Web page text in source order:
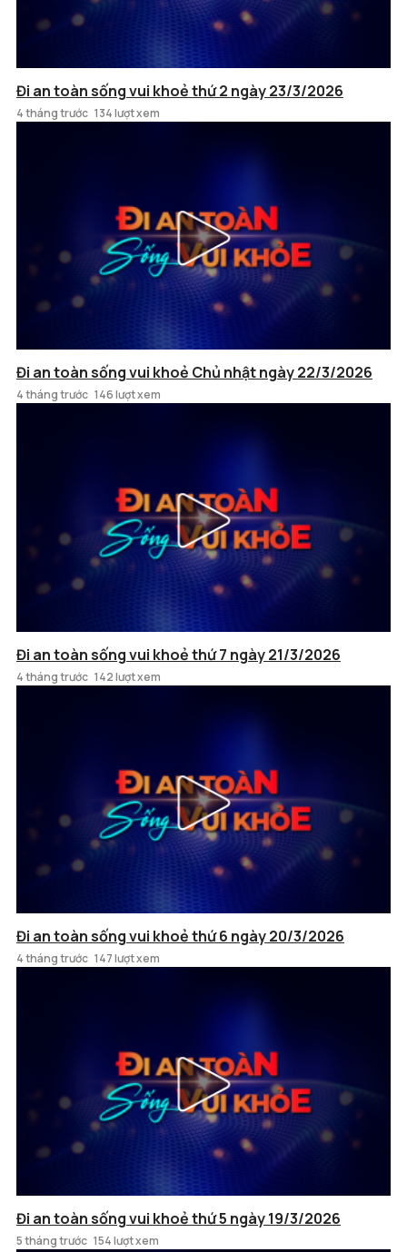
Đi an toàn sống vui khoẻ thứ 2 ngày 23/3/2026
4 tháng trước 134 lượt xem
Đi an toàn sống vui khoẻ Chủ nhật ngày 22/3/2026
4 tháng trước 146 lượt xem
Đi an toàn sống vui khoẻ thứ 7 ngày 21/3/2026
4 tháng trước 142 lượt xem
Đi an toàn sống vui khoẻ thứ 6 ngày 20/3/2026
4 tháng trước 147 lượt xem
Đi an toàn sống vui khoẻ thứ 5 ngày 19/3/2026
5 tháng trước 154 lượt xem